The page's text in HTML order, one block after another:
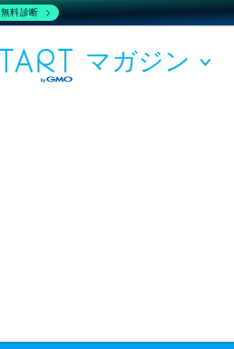
マガジン
無料診断